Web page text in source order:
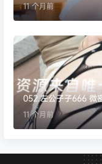
11 个月前
052.左公子子666 微
11 个月前